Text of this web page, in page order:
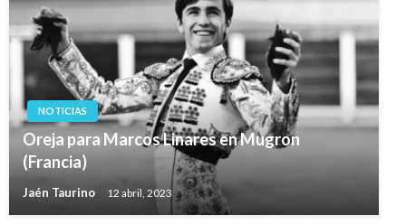
NOTICIAS
Oreja para Marcos Linares en Mugron
(Francia)
Jaén Taurino 12 abril, 2023